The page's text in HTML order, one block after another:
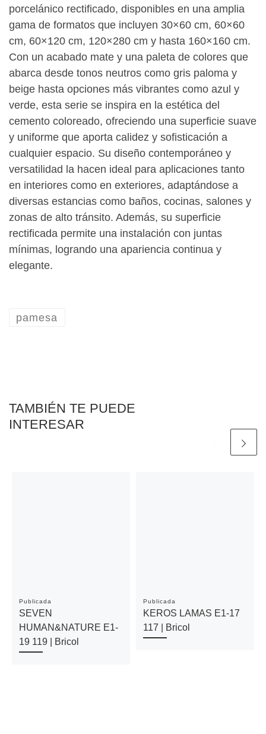
porcelánico rectificado, disponibles en una amplia
gama de formatos que incluyen 30×60 cm, 60×60
cm, 60×120 cm, 120×280 cm y hasta 160×160 cm.
Con un acabado mate y una paleta de colores que
abarca desde tonos neutros como gris paloma y
beige hasta opciones más vibrantes como azul y
verde, esta serie se inspira en la estética del
cemento coloreado, ofreciendo una superficie suave
y uniforme que aporta calidez y sofisticación a
cualquier espacio. Su diseño contemporáneo y
versatilidad la hacen ideal para aplicaciones tanto
en interiores como en exteriores, adaptándose a
diversas estancias como baños, cocinas, salones y
zonas de alto tránsito. Además, su superficie
rectificada permite una instalación con juntas
mínimas, logrando una apariencia continua y
elegante.
pamesa
TAMBIÉN TE PUEDE
INTERESAR
Publicada
SEVEN
HUMAN&NATURE E1-
19 119 | Bricol
Publicada
KEROS LAMAS E1-17
117 | Bricol